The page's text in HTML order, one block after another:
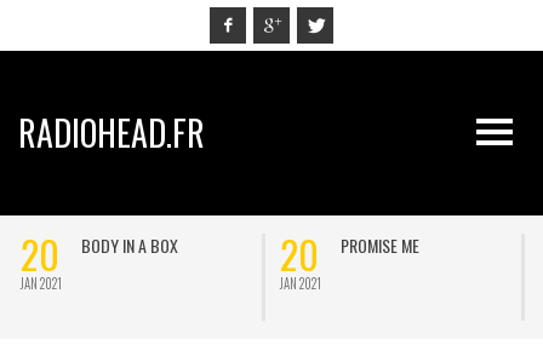
RADIOHEAD.FR
20
JAN 2021
BODY IN A BOX 20
JAN 2021
PROMISE ME